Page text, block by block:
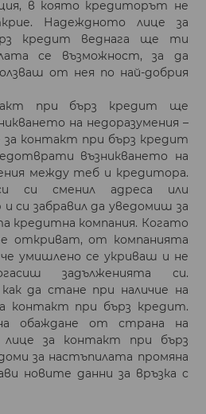
в която кредиторът не
Надеждното лице за
кредит веднага ще ти
се възможност, за да
от нея по най-добрия
при бърз кредит ще
на недоразумения –
за контакт при бърз кредит
възникването на
между теб и кредитора.
си сменил адреса или
си забравил да уведомиш за
кредитна компания. Когато
откриват, от компанията
умишлено се укриваш и не
задълженията си.
да стане при наличие на
контакт при бърз кредит.
обаждане от страна на
за контакт при бърз
за настъпилата промяна
новите данни за връзка с